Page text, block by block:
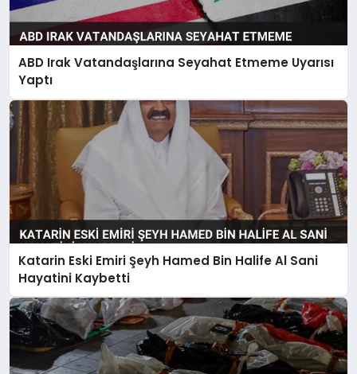
ABD Irak Vatandaşlarına Seyahat Etmeme Uyarısı
Yaptı
Katarin Eski Emiri Şeyh Hamed Bin Halife Al Sani
Hayatini Kaybetti